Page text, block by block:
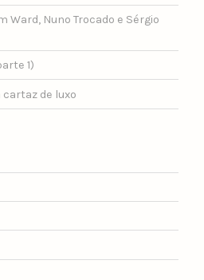
Ward, Nuno Trocado e Sérgio
1)
de luxo